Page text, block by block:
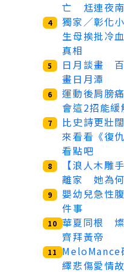
亡 尪連夜
4
獨家／彰化
生母挨批冷
真相
5
日月談畫
畫日月潭
6
運動後肩膀
會這2招能緩
7
比史詩更壯
來看看《復
看點吧
8
【浪人木雕
離家 她為何
9
嬰幼兒急性
件事
10 華夏同根
齊拜黃帝
11
MeloMance
繹悲傷愛情